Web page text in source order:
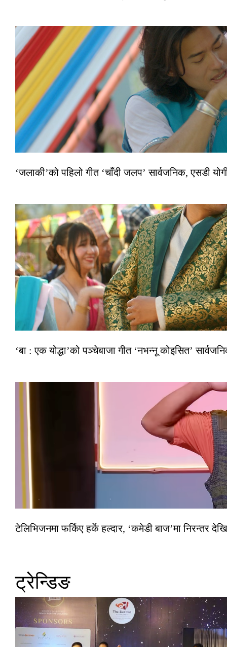
‘जलाकी’को पहिलो गीत ‘चाँदी जलप’ सार्वजनिक, एसडी
‘बा : एक योद्धा’को पञ्चेबाजा गीत ‘नभन्नू कोइसित’
टेलिभिजनमा फर्किए हर्के हल्दार, ‘कमेडी बाज’मा निरन्तर
ट्रेन्डिङ